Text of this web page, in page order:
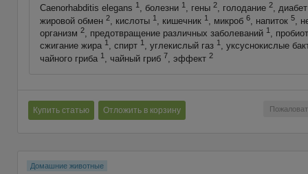
Caenorhabditis elegans 1, болезни 1, гены 2, голодание 2,
жировой обмен 2, кислоты 1, кишечник 1, микроб 6, напиток 5,
организм 2, предотвращение различных заболеваний 1,
сжигание жира 1, спирт 1, углекислый газ 1, уксуснокислые
чайного гриба 1, чайный гриб 7, эффект 2
Купить статью Отложить в корзину
Домашние животные